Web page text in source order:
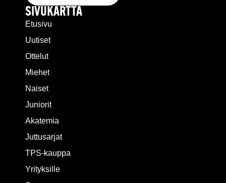
SIVUKARTTA
Etusivu
Uutiset
Ottelut
Miehet
Naiset
Juniorit
Akatemia
Juttusarjat
TPS-kauppa
Yrityksille